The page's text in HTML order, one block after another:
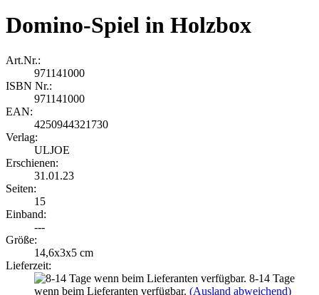
Domino-Spiel in Holzbox
Art.Nr.:
971141000
ISBN Nr.:
971141000
EAN:
4250944321730
Verlag:
ULJOE
Erschienen:
31.01.23
Seiten:
15
Einband:
---
Größe:
14,6x3x5 cm
Lieferzeit:
8-14 Tage
wenn beim Lieferanten verfügbar. (Ausland abweichend)